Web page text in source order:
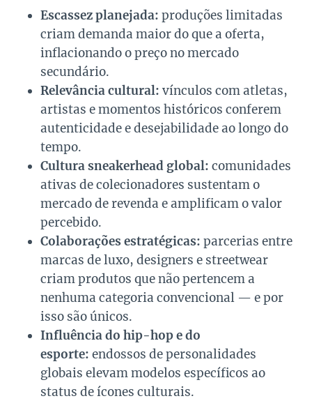
Escassez planejada: produções limitadas
criam demanda maior do que a oferta,
inflacionando o preço no mercado
secundário.
Relevância cultural: vínculos com atletas,
artistas e momentos históricos conferem
autenticidade e desejabilidade ao longo do
tempo.
Cultura sneakerhead global: comunidades
ativas de colecionadores sustentam o
mercado de revenda e amplificam o valor
percebido.
Colaborações estratégicas: parcerias entre
marcas de luxo, designers e streetwear
criam produtos que não pertencem a
nenhuma categoria convencional — e por
isso são únicos.
Influência do hip-hop e do
esporte: endossos de personalidades
globais elevam modelos específicos ao
status de ícones culturais.